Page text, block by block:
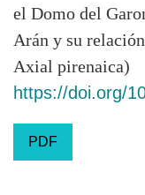
The Open
com
WorldCat
Esta revista sigue el
Los artículos
el Domo del
Arán y su
Axial pirenaica)
https://doi.org/
PDF